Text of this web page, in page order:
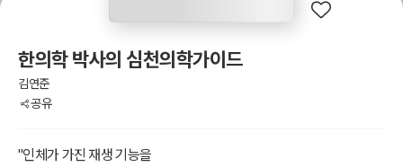
한의학 박사의 심천의학가이드
김연준
공유
"인체가 가진 재생 기능을